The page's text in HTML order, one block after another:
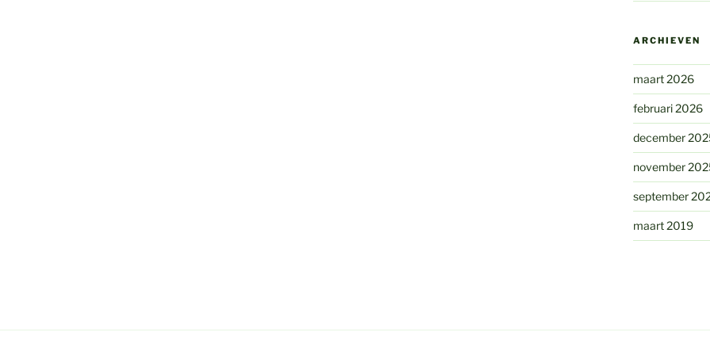
ARCHIEVEN
maart 2026
februari 2026
december
november
september
maart 2019